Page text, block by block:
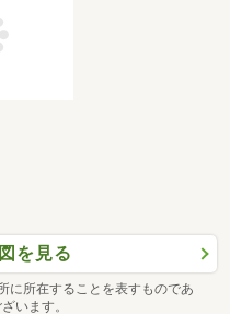
を見る
に所在することを表すものであ
います。